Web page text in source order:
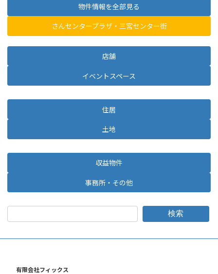
物件情報を全部見る
さんセンタープラザ・三宮センター街
店舗
イベントスペース
住居
土地
収益物件
事務所・その他
検索
有限会社フィックス